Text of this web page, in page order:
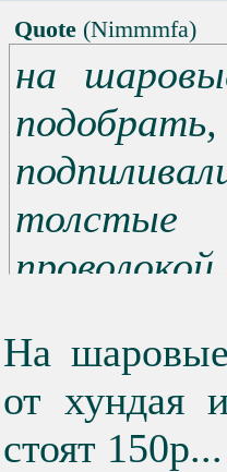
Quote (Nimmmfa)
на
На
от хундая
стоят 150р...